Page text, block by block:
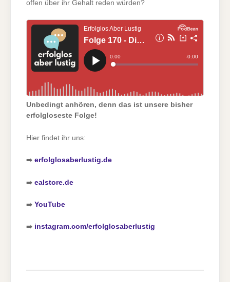
offen über ihr Gehalt reden würden?
Unbedingt anhören, denn das ist unsere bisher
erfolgloseste Folge!
Hier findet ihr uns:
➡️ erfolglosaberlustig.de
➡️ ealstore.de
➡️ YouTube
➡️ instagram.com/erfolglosaberlustig